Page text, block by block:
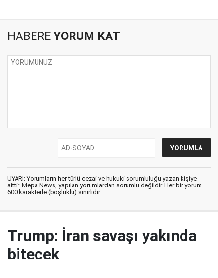
HABERE YORUM KAT
UYARI: Yorumların her türlü cezai ve hukuki sorumluluğu yazan kişiye
aittir. Mepa News, yapılan yorumlardan sorumlu değildir. Her bir yorum
600 karakterle (boşluklu) sınırlıdır.
Trump: İran savaşı yakında
bitecek